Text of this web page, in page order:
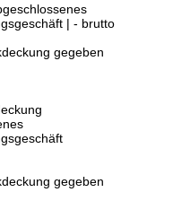
| - brutto
gegeben
gegeben